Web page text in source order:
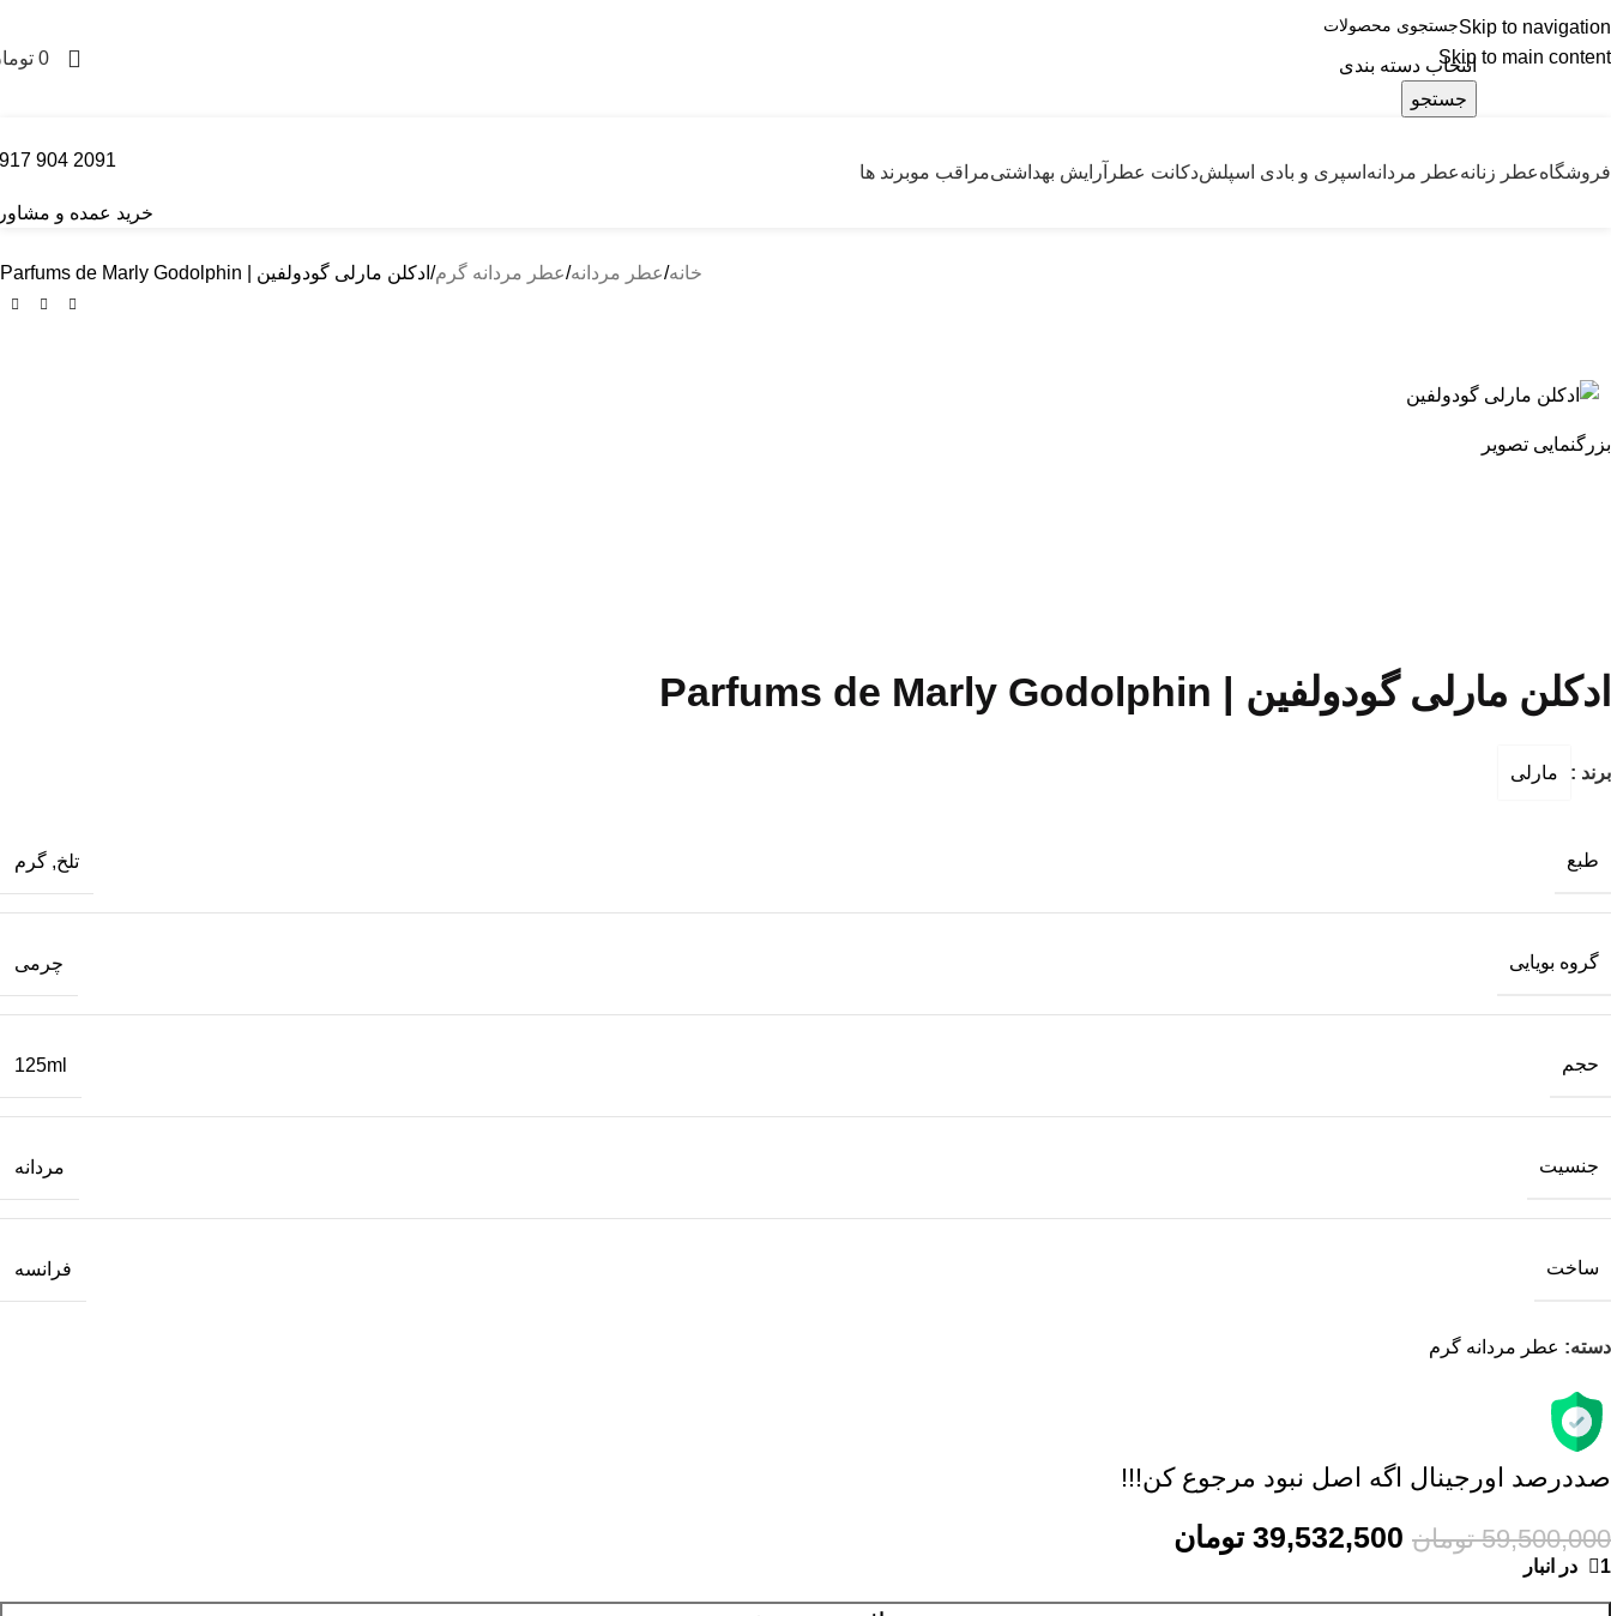
Skip to navigation
Skip to main contentانتخاب دسته بندی
جستجو
0
فروشگاهعطر زنانهعطر مردانه اسپری و بادی اسپلشدکانت عطر آرایش بهداشتیمراقب موبرند ها
2091 904 0917
خرید عمده و
خانه عطر مردانه عطر مردانه گرم ادکلن مارلی گودولفین | Parfums de Marly Godolphin
بزرگنمایی تصویر
ادکلن مارلی گودولفین | Parfums de Marly Godolphin
برند : مارلی
طبع تلخ, گرم
گروه بویایی چرمی
حجم 125ml
جنسیت مردانه
ساخت فرانسه
دسته: عطر مردانه گرم
صددرصد اورجینال اگه اصل نبود مرجوع کن!!!
59,500,000 تومان 39,532,500 تومان
1 در انبار